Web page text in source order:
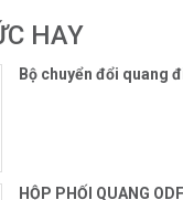
HAY
Bộ chuyển đổi quang
HỘP PHỐI QUANG